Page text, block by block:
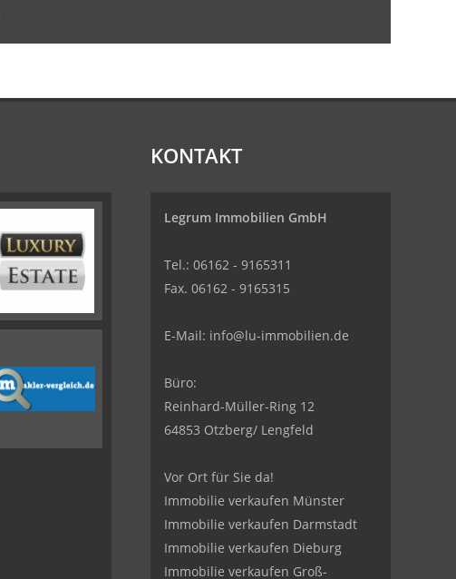
KONTAKT
Legrum Immobilien GmbH
Tel.: 06162 - 9165311
Fax. 06162 - 9165315
E-Mail: info@lu-immobilien.de
Büro:
Reinhard-Müller-Ring 12
64853 Otzberg/ Lengfeld
Vor Ort für Sie da!
Immobilie verkaufen Münster
Immobilie verkaufen Darmstadt
Immobilie verkaufen Dieburg
Immobilie verkaufen Groß-